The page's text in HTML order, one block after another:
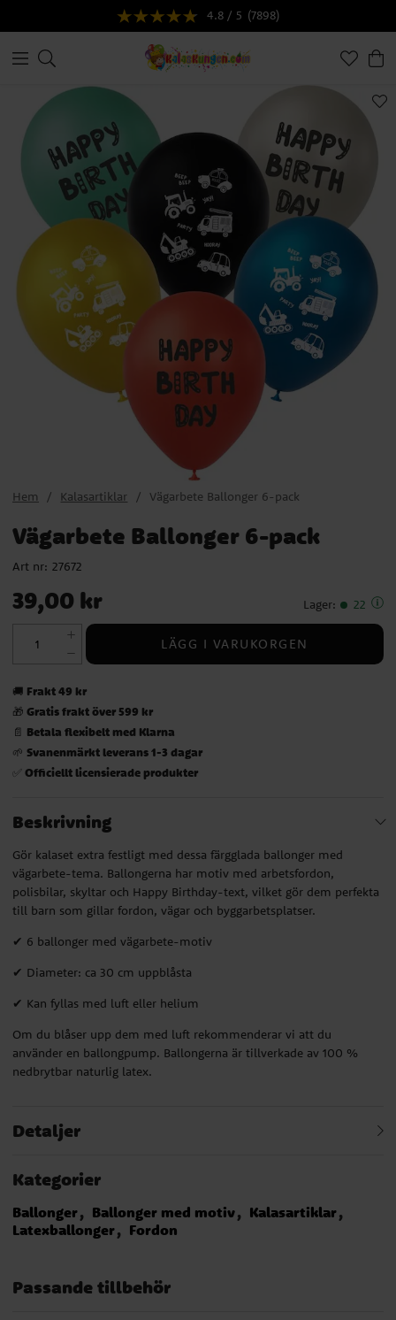
4.8 / 5 (7898)
Hem Kalasartiklar Vägarbete Ballonger 6-pack
Vägarbete Ballonger 6-pack
Art nr: 27672
Pris: 39,00 kr
39,00 kr Lager: 22
LÄGG I VARUKORGEN
🚚 Frakt 49 kr
🎁 Gratis frakt över 599 kr
📄 Betala flexibelt med Klarna
🌱 Svanenmärkt leverans 1-3 dagar
✅ Officiellt licensierade produkter
Beskrivning
Gör kalaset extra festligt med dessa färgglada ballonger med
vägarbete-tema. Ballongerna har motiv med arbetsfordon,
polisbilar, skyltar och Happy Birthday-text, vilket gör dem perfekta
till barn som gillar fordon, vägar och byggarbetsplatser.
✔ 6 ballonger med vägarbete-motiv
✔ Diameter: ca 30 cm uppblåsta
✔ Kan fyllas med luft eller helium
Om du blåser upp dem med luft rekommenderar vi att du
använder en ballongpump. Ballongerna är tillverkade av 100 %
nedbrytbar naturlig latex.
Detaljer
Kategorier
Ballonger Ballonger med motiv
Kalasartiklar
Latexballonger
Fordon
Passande tillbehör